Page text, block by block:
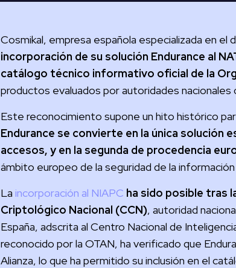
Cosmikal, empresa española especializada en el
incorporación de su solución Endurance al
catálogo técnico informativo oficial de la
productos evaluados por autoridades
Este reconocimiento supone un hito histórico
Endurance se convierte en la única solución
accesos, y en la segunda de procedencia
ámbito europeo de la seguridad de la
La incorporación al NIAPC ha sido posible tras
Criptológico Nacional (CCN), autoridad
España, adscrita al Centro Nacional de
reconocido por la OTAN, ha verificado que
Alianza, lo que ha permitido su inclusión en el